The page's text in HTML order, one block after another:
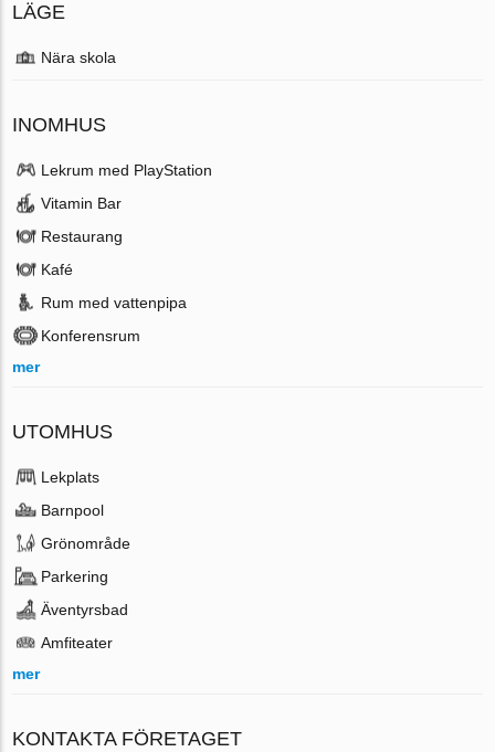
LÄGE
Nära skola
INOMHUS
Lekrum med PlayStation
Vitamin Bar
Restaurang
Kafé
Rum med vattenpipa
Konferensrum
mer
UTOMHUS
Lekplats
Barnpool
Grönområde
Parkering
Äventyrsbad
Amfiteater
mer
KONTAKTA FÖRETAGET